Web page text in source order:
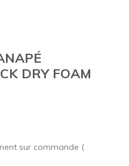
DRY FOAM
sur commande (